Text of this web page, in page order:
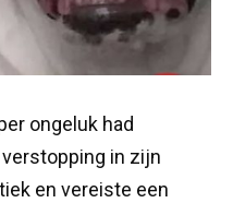
ongeluk had
in zijn
en vereiste een